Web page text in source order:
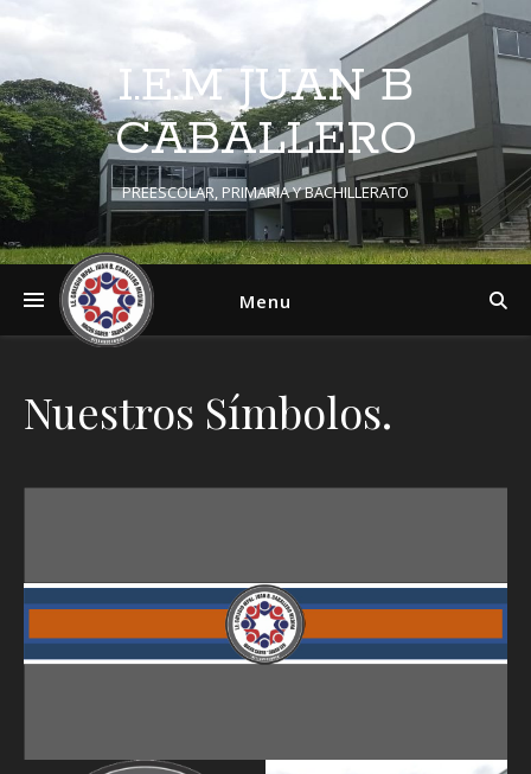
I.E.M JUAN B
CABALLERO
PREESCOLAR, PRIMARIA Y BACHILLERATO
Menu
Nuestros Símbolos.